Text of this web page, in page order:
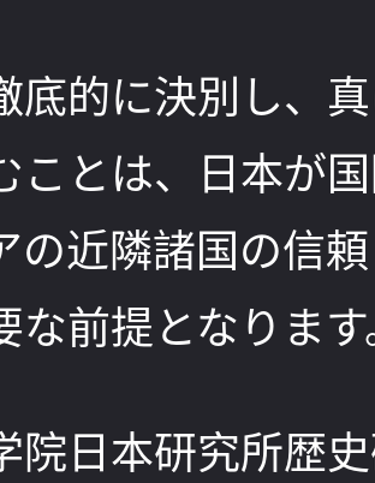
底的に決別し、
ことは、日本が
の近隣諸国の信
前提となります
院日本研究所歴